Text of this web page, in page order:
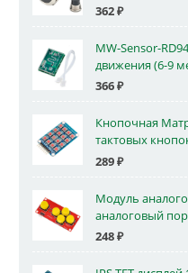
362₽
MW-Sensor-
движения (6-9
366₽
Кнопочная
тактовых
289₽
Модуль
аналоговый
248₽